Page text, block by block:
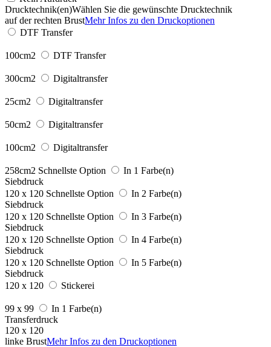
Drucktechnik(en)Wählen Sie die gewünschte Drucktechnik
auf der rechten BrustMehr Infos zu den Druckoptionen
DTF Transfer
100cm2 DTF Transfer
300cm2 Digitaltransfer
25cm2 Digitaltransfer
50cm2 Digitaltransfer
100cm2 Digitaltransfer
258cm2 Schnellste Option
In 1 Farbe(n)
Siebdruck
120 x 120 Schnellste Option
In 2 Farbe(n)
Siebdruck
120 x 120 Schnellste Option
In 3 Farbe(n)
Siebdruck
120 x 120 Schnellste Option
In 4 Farbe(n)
Siebdruck
120 x 120 Schnellste Option
In 5 Farbe(n)
Siebdruck
120 x 120
Stickerei
99 x 99
In 1 Farbe(n)
Transferdruck
120 x 120
linke BrustMehr Infos zu den Druckoptionen